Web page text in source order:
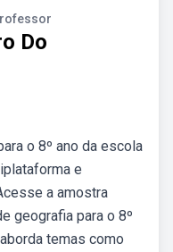
Do
o 8º ano da escola
e
a amostra
geografia para o 8º
temas como